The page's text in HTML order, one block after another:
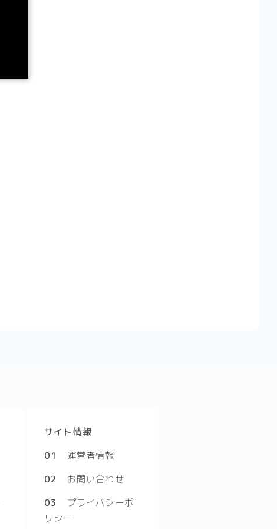
サイト情報
01
運営者情報
02
お問い合わせ
03
プライバシーポ
リシー